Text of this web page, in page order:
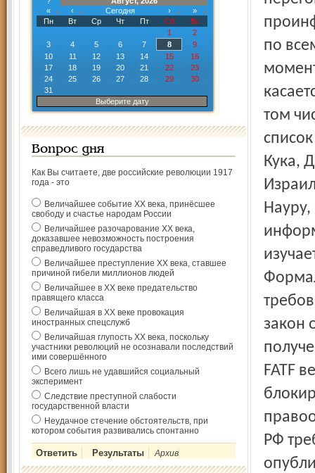
«
‹ Сегодня ›
»
Пн
Вт Ср Чт Пт Сб
Вс
1
2
3
4 5 6 7 8
9
10
11 12 13 14 15
16
17
18 19 20 21 22
23
24
25 26 27 28 29
30
31
Выберите дату
Вопрос дня
Как Вы считаете, две российские революции 1917
года - это
Величайшее событие ХХ века, принёсшее
свободу и счастье народам России
Величайшее разочарование ХХ века,
доказавшее невозможность построения
справедливого государства
Величайшее преступление ХХ века, ставшее
причиной гибели миллионов людей
Величайшее в ХХ веке предательство
правящего класса
Величайшая в ХХ веке провокация
иностранных спецслужб
Величайшая глупость ХХ века, поскольку
участники революций не осознавали последствий
ими совершённого
Всего лишь не удавшийся социальный
эксперимент
Следствие преступной слабости
государственной власти
Неудачное стечение обстоятельств, при
котором события развивались спонтанно
Архив
по
том
Кука,
закон
FATF
РФ